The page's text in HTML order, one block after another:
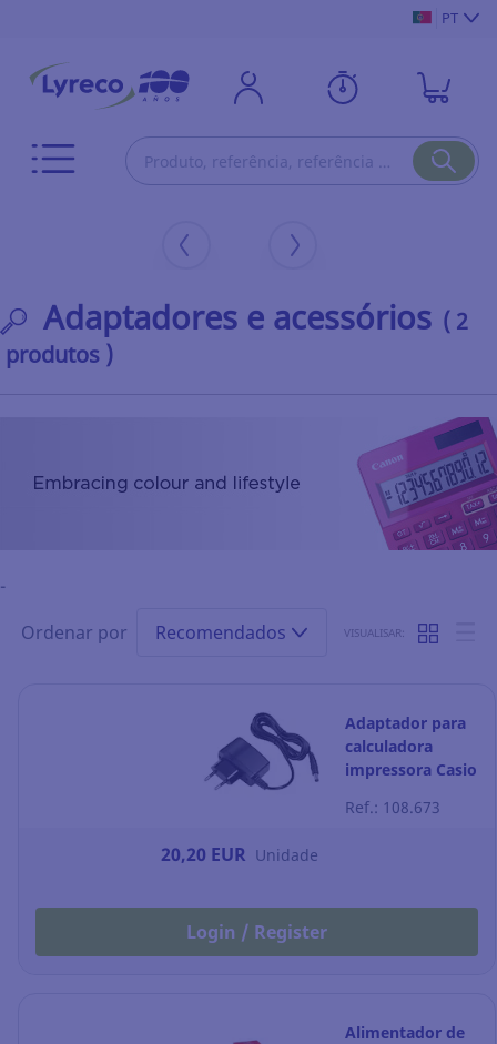
PT
Adaptadores e acessórios ( 2
produtos )
-
Ordenar por
Recomendados VISUALISAR:
Adaptador para
calculadora
impressora Casio
150RCE
Ref.: 108.673
20,20 EUR Unidade
Login / Register
Alimentador de